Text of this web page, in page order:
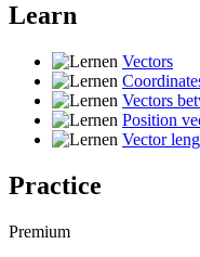
Learn
Vectors
Vectors
Position
Vector
Practice
Premium